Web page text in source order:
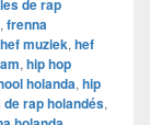
de rap
, frenna
hef muziek, hef
, hip hop
holanda, hip
de rap holandés,